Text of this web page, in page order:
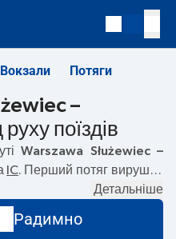
Вокзали Потяги
–
поїздів
Warszawa Służewiec –
IC. Перший потяг вирушає
Służewiec. Останній
курсують також інші
Детальніше
Радимно